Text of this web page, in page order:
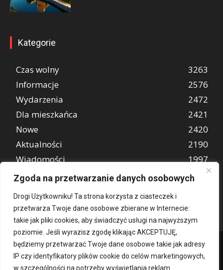
Zgoda na przetwarzanie danych osobowych
Drogi Użytkowniku! Ta strona korzysta z ciasteczek i
przetwarza Twoje dane osobowe zbierane w Internecie:
takie jak pliki cookies, aby świadczyć usługi na najwyższym
poziomie. Jeśli wyrazisz zgodę klikając AKCEPTUJĘ,
będziemy przetwarzać Twoje dane osobowe takie jak adresy
IP czy identyfikatory plików cookie do celów marketingowych,
w szczególności na potrzeby wyświetlania reklam
Kategorie
Czas wolny
3263
Informacje
2576
Wydarzenia
2472
Dla mieszkańca
2421
Nowe
2420
Aktualności
2190
Wiadomości
1997
REKLAMA
849